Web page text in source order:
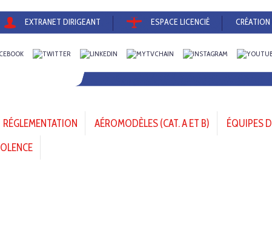
EXTRANET DIRIGEANT ESPACE LICENCIÉ
RÉGLEMENTATION AÉROMODÈLES (CAT. A ET B)
ÉQUIPES